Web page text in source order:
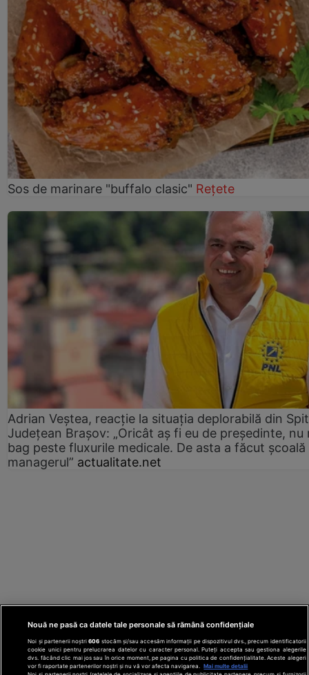
Sos de marinare "buffalo clasic" Rețete
Adrian Veștea, reacție la situația deplorabilă din
Județean Brașov: „Oricât aș fi eu de președinte, nu
bag peste fluxurile medicale. De asta a făcut școală
managerul” actualitate.net
Nouă ne pasă ca datele tale personale să rămână confidențiale
Noi și partenerii noștri606 stocăm și/sau accesăm informații pe dispozitivul dvs., precum identificatorii
cookie unici pentru prelucrarea datelor cu caracter personal. Puteți accepta sau gestiona alegerile
dvs. făcând clic mai jos sau în orice moment, pe pagina cu politica de confidențialitate. Aceste alegeri
vor fi raportate partenerilor noștri și nu vă vor afecta navigarea.
Mai multe detalii